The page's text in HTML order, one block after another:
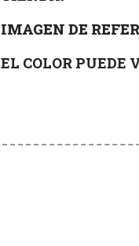
IMAGEN DE
EL COLOR PUEDE